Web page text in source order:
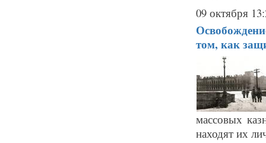
09 октября
том, как
массовых
находят их